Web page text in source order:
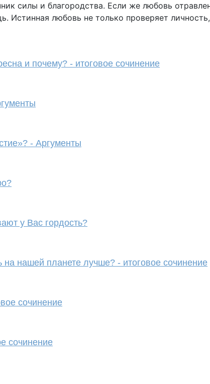
силы и благородства. Если же любовь
Истинная любовь не только проверяет
и почему? - итоговое сочинение
- Аргументы
у Вас гордость?
нашей планете лучше? - итоговое сочинение
сочинение
сочинение